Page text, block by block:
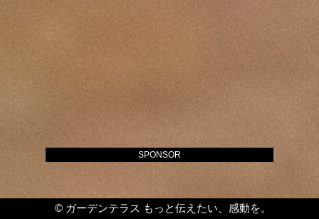
© ガーデンテラス もっと伝えたい、感動を。
SPONSOR